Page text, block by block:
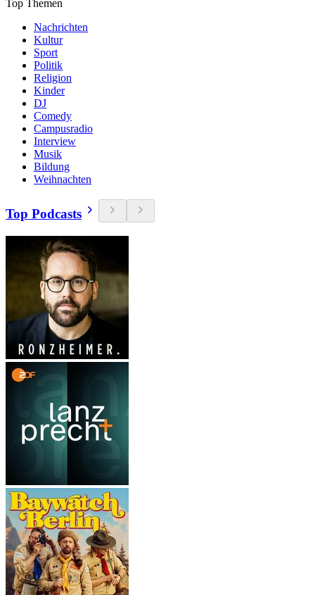
Top Themen
Nachrichten
Kultur
Sport
Politik
Religion
Kinder
DJ
Comedy
Campusradio
Interview
Musik
Bildung
Weihnachten
Top Podcasts